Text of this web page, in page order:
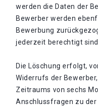
werden die Daten der
Bewerber werden
Bewerbung
jederzeit berechtigt sind.
Die Löschung erfolgt,
Widerrufs der
Zeitraums von sechs
Anschlussfragen zu